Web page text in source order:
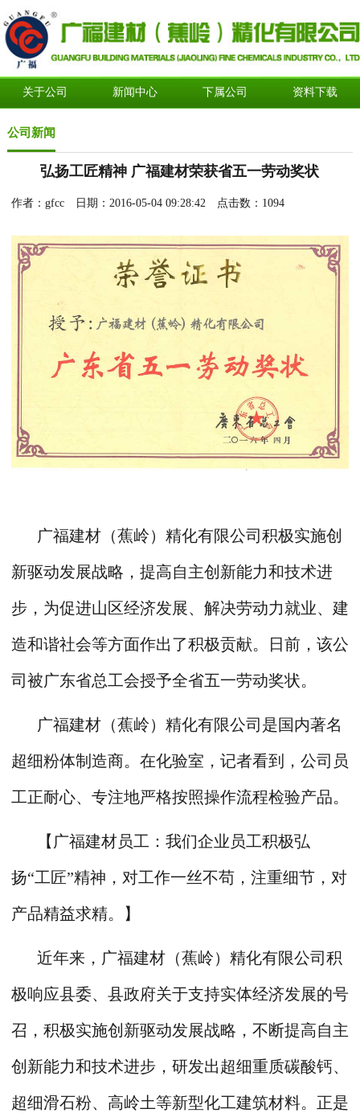
关于公司 新闻中心 下属公司 资料下载
公司新闻
弘扬工匠精神 广福建材荣获省五一劳动奖状
作者：gfcc 日期：2016-05-04 09:28:42 点击数： 1094
广福建材（蕉岭）精化有限公司积极实施创
新驱动发展战略，提高自主创新能力和技术进
步，为促进山区经济发展、解决劳动力就业、建
造和谐社会等方面作出了积极贡献。日前，该公
司被广东省总工会授予全省五一劳动奖状。
广福建材（蕉岭）精化有限公司是国内著名
超细粉体制造商。在化验室，记者看到，公司员
工正耐心、专注地严格按照操作流程检验产品。
【广福建材员工：我们企业员工积极弘
扬“工匠”精神，对工作一丝不苟，注重细节，对
产品精益求精。】
近年来，广福建材（蕉岭）精化有限公司积
极响应县委、县政府关于支持实体经济发展的号
召，积极实施创新驱动发展战略，不断提高自主
创新能力和技术进步，研发出超细重质碳酸钙、
超细滑石粉、高岭土等新型化工建筑材料。正是